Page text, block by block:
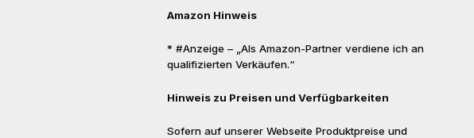
Amazon Hinweis
* #Anzeige – „Als Amazon-Partner verdiene ich an
qualifizierten Verkäufen.“
Hinweis zu Preisen und Verfügbarkeiten
Sofern auf unserer Webseite Produktpreise und